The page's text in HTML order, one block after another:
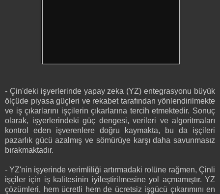
- Çin'deki işyerlerinde yapay zeka (YZ) entegrasyonu büyük
ölçüde piyasa güçleri ve rekabet tarafından yönlendirilmekte
ve iş çıkarlarını işçilerin çıkarlarına tercih etmektedir. Sonuç
olarak, işyerlerindeki güç dengesi, verileri ve algoritmaları
kontrol eden işverenlere doğru kaymakta, bu da işçileri
pazarlık gücü azalmış ve sömürüye karşı daha savunmasız
bırakmaktadır.
- YZ'nin işyerinde verimliliği artırmadaki rolüne rağmen, Çinli
işçiler için iş kalitesinin iyileştirilmesine yol açmamıştır. YZ
çözümleri, hem ücretli hem de ücretsiz işgücü çıkarımını en